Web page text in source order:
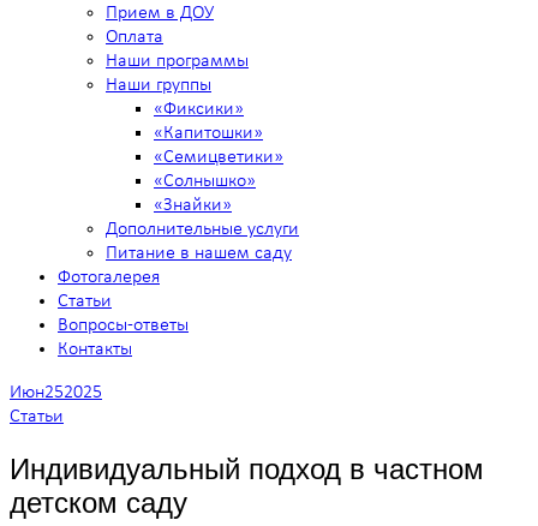
Прием в ДОУ
Оплата
Наши программы
Наши группы
«Фиксики»
«Капитошки»
«Семицветики»
«Солнышко»
«Знайки»
Дополнительные услуги
Питание в нашем саду
Фотогалерея
Статьи
Вопросы-ответы
Контакты
Июн252025
Статьи
Индивидуальный подход в частном
детском саду